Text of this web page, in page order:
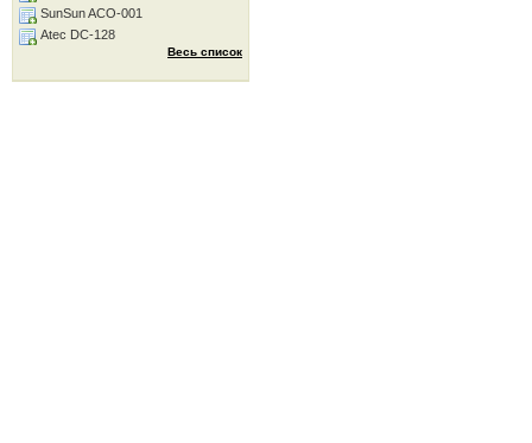
SunSun ACO-001
Atec DC-128
Весь список